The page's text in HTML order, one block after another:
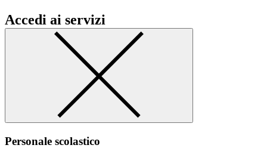
Accedi ai servizi
Personale scolastico